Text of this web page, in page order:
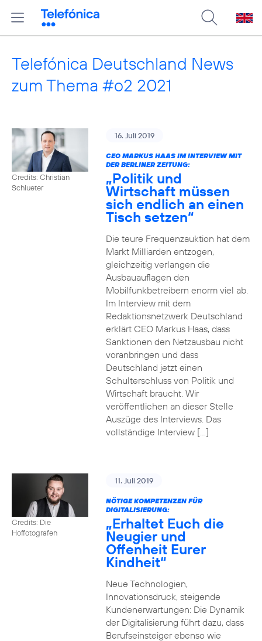
Telefónica Deutschland News
zum Thema #o2 2021
Credits: Christian
Schlueter
16. Juli 2019
CEO MARKUS HAAS IM INTERVIEW MIT
DER BERLINER ZEITUNG:
„Politik und
Wirtschaft müssen
sich endlich an einen
Tisch setzen“
Die teure Frequenzauktion hat dem
Markt Milliarden entzogen,
gleichzeitig verlangen die
Ausbauauflagen den
Mobilfunkbetreibern enorm viel ab.
Im Interview mit dem
Redaktionsnetzwerk Deutschland
erklärt CEO Markus Haas, dass
Sanktionen den Netzausbau nicht
voranbringen und dass
Deutschland jetzt einen
Schulterschluss von Politik und
Wirtschaft braucht. Wir
veröffentlichen an dieser Stelle
Auszüge des Interviews. Das
vollständige Interview […]
Credits: Die
Hoffotografen
11. Juli 2019
NÖTIGE KOMPETENZEN FÜR
DIGITALISIERUNG:
„Erhaltet Euch die
Neugier und
Offenheit Eurer
Kindheit“
Neue Technologien,
Innovationsdruck, steigende
Kundenerwartungen: Die Dynamik
der Digitalisierung führt dazu, dass
Berufseinsteiger ebenso wie